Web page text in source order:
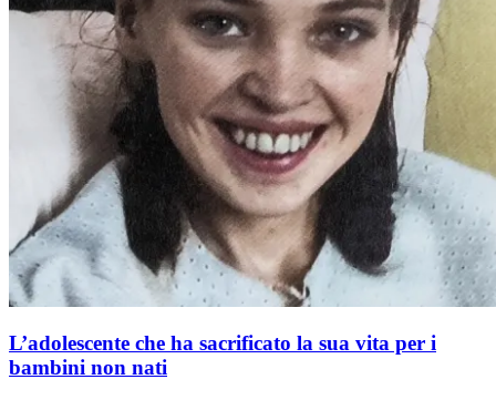
L’adolescente che ha sacrificato la sua vita per i
bambini non nati